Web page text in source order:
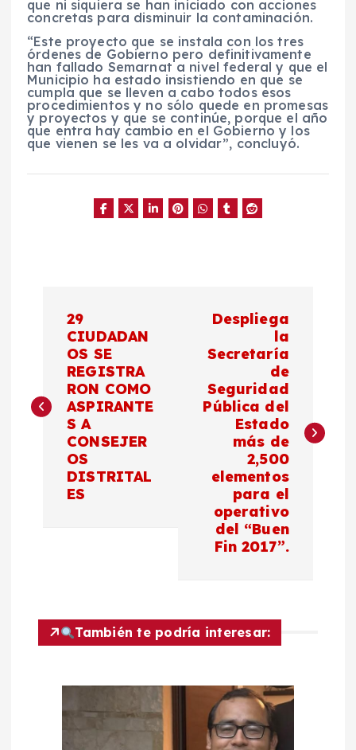
que ni siquiera se han iniciado con acciones
concretas para disminuir la contaminación.
“Este proyecto que se instala con los tres
órdenes de Gobierno pero definitivamente
han fallado Semarnat a nivel federal y que el
Municipio ha estado insistiendo en que se
cumpla que se lleven a cabo todos esos
procedimientos y no sólo quede en promesas
y proyectos y que se continúe, porque el año
que entra hay cambio en el Gobierno y los
que vienen se les va a olvidar”, concluyó.
e
ó
n
29
CIUDADAN
OS SE
REGISTRA
RON COMO
ASPIRANTE
S A
CONSEJER
OS
DISTRITAL
ES
Despliega
la
Secretaría
de
Seguridad
Pública del
Estado
más de
2,500
elementos
para el
operativo
del “Buen
Fin 2017”.
También te podría interesar: